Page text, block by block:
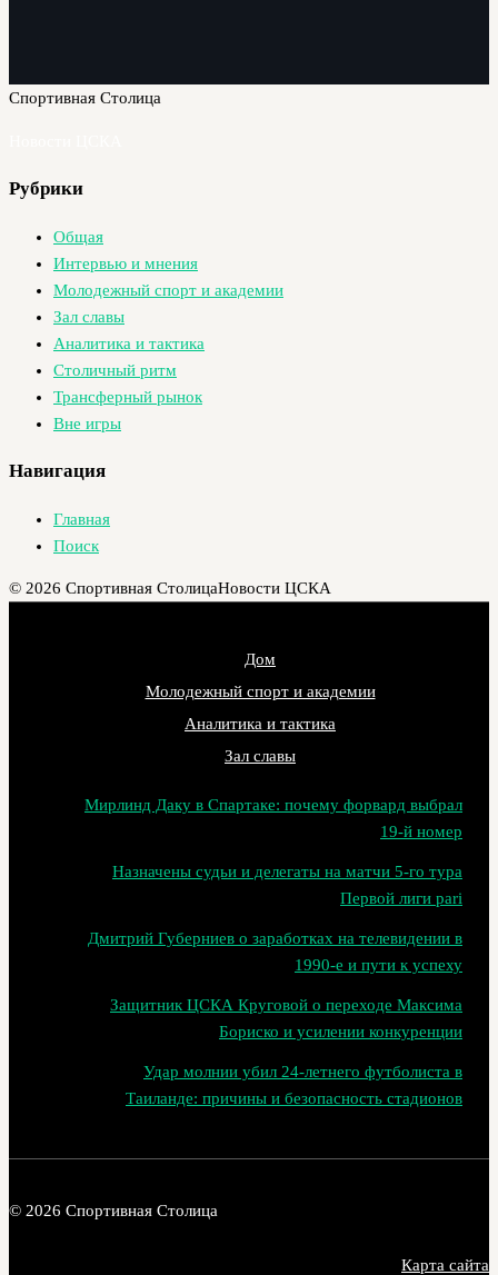
Спортивная Столица
Рубрики
Общая
Интервью и мнения
Молодежный спорт и академии
Зал славы
Аналитика и тактика
Столичный ритм
Трансферный рынок
Вне игры
Навигация
Главная
Поиск
© 2026 Спортивная СтолицаНовости ЦСКА
Дом
Молодежный спорт и академии
Аналитика и тактика
Зал славы
Мирлинд Даку в Спартаке: почему форвард выбрал
19‑й номер
Назначены судьи и делегаты на матчи 5-го тура
Первой лиги pari
Дмитрий Губерниев о заработках на телевидении в
1990‑е и пути к успеху
Защитник ЦСКА Круговой о переходе Максима
Бориско и усилении конкуренции
Удар молнии убил 24-летнего футболиста в
Таиланде: причины и безопасность стадионов
© 2026 Спортивная Столица
Карта сайта